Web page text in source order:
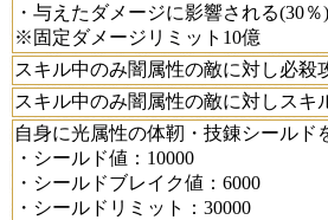
・与えたダメージに影響される(30％)
※固定ダメージリミット10億
スキル中のみ闇属性の敵に対し必殺
スキル中のみ闇属性の敵に対しスキ
自身に光属性の体靭・技錬シールド
・シールド値：10000
・シールドブレイク値：6000
・シールドリミット：30000